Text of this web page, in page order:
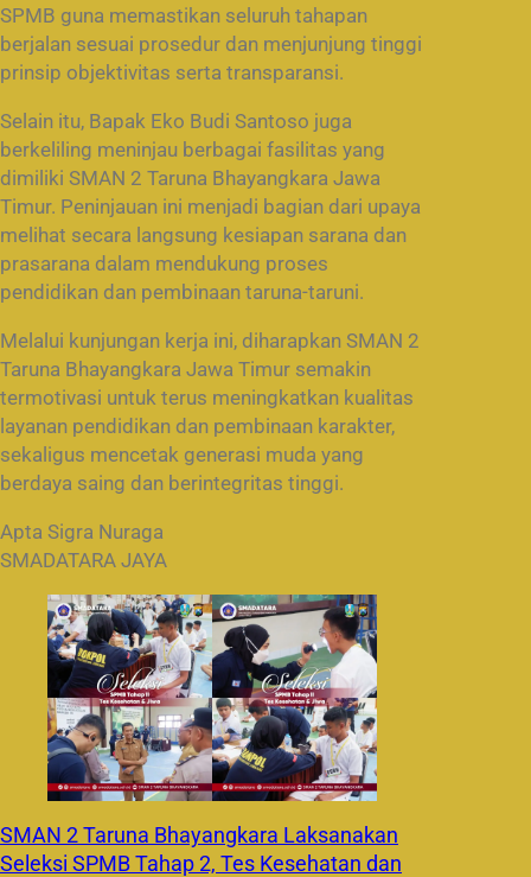
SPMB guna memastikan seluruh tahapan
berjalan sesuai prosedur dan menjunjung tinggi
prinsip objektivitas serta transparansi.
Selain itu, Bapak Eko Budi Santoso juga
berkeliling meninjau berbagai fasilitas yang
dimiliki SMAN 2 Taruna Bhayangkara Jawa
Timur. Peninjauan ini menjadi bagian dari upaya
melihat secara langsung kesiapan sarana dan
prasarana dalam mendukung proses
pendidikan dan pembinaan taruna-taruni.
Melalui kunjungan kerja ini, diharapkan SMAN 2
Taruna Bhayangkara Jawa Timur semakin
termotivasi untuk terus meningkatkan kualitas
layanan pendidikan dan pembinaan karakter,
sekaligus mencetak generasi muda yang
berdaya saing dan berintegritas tinggi.
Apta Sigra Nuraga
SMADATARA JAYA
SMAN 2 Taruna Bhayangkara Laksanakan
Seleksi SPMB Tahap 2, Tes Kesehatan dan